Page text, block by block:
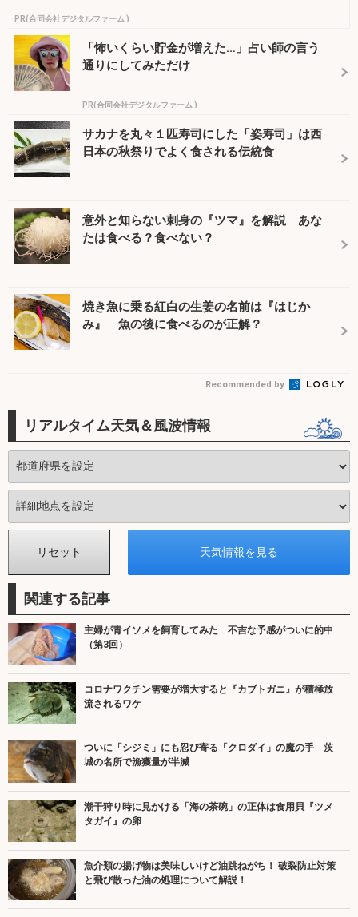
PR(合同会社デジタルファーム )
「怖いくらい貯金が増えた…」占い師の言う
通りにしてみただけ
PR(合同会社デジタルファーム )
サカナを丸々１匹寿司にした「姿寿司」は西
日本の秋祭りでよく食される伝統食
意外と知らない刺身の『ツマ』を解説 あな
たは食べる？食べない？
焼き魚に乗る紅白の生姜の名前は『はじか
み』 魚の後に食べるのが正解？
Recommended by
リアルタイム天気＆風波情報
関連する記事
主婦が青イソメを飼育してみた 不吉な予感がついに的中
（第3回）
コロナワクチン需要が増大すると『カブトガニ』が積極放
流されるワケ
ついに「シジミ」にも忍び寄る「クロダイ」の魔の手 茨
城の名所で漁獲量が半減
潮干狩り時に見かける「海の茶碗」の正体は食用貝『ツメ
タガイ』の卵
魚介類の揚げ物は美味しいけど油跳ねがち！ 破裂防止対策
と飛び散った油の処理について解説！